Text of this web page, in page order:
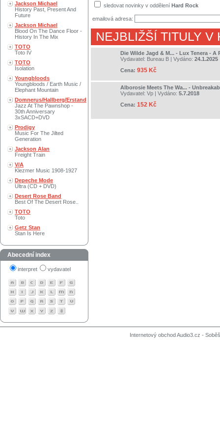
Jackson Michael
History Past, Present And
Future
Jackson Michael
Blood On The Dance Floor -
History In The Mix
TOTO
Toto IV
TOTO
Isolation
Youngbloods
Youngbloods / Earth Music /
Elephant Mountain
Domnerus/Hallberg/Erstand
Jazz At The Pawnshop -
30th Anniversary
3xSACD+DVD
Prodigy
Music For The Jilted
Generation
Jackson Alan
Freight Train
V/A
Klezmer Music 1908-1927
Depeche Mode
Ultra (CD + DVD)
Desert Rose Band
Best Of The Desert Rose..
TOTO
Toto
Getz Stan
Stan Is Here
Abecední index
interpret vydavatel
sledovat novinky v oddělení Hard Rock
emailová adresa:
NEJBLIŽŠÍ TITULY V
Die Wilde Jagd & M... - Lux Tenera - A
Vydavatel: Bureau B | Vydáno: 24.1.2025
Cena: 935 Kč
Alborosie Meets The Wa... -
Vydavatel: Vp | Vydáno: 5.7.2018
Cena: 152 Kč
Internetový obchod Audio3.cz -